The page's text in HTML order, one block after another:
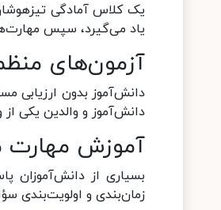
یک کلاس آمادگی
یاد می‌گیرد، سپس
آزمون‌های
دانش‌آموز بدون ارزیابی
دانش‌آموز و والدین یکی
آموزش مهارت
بسیاری از دانش‌آموزان
زمان‌بندی و اولویت‌بندی